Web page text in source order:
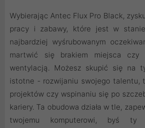
Wybierając Antec Flux Pro Black,
pracy i zabawy, które jest w
najbardziej wyśrubowanym
martwić się brakiem miejsca czy
wentylacją. Możesz skupić się na
istotne - rozwijaniu swojego talentu,
projektów czy wspinaniu się po
kariery. Ta obudowa działa w tle,
twojemu komputerowi, byś ty